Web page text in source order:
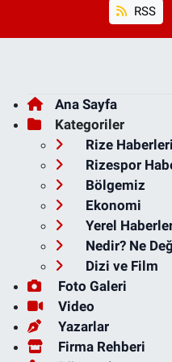
RSS
Ana Sayfa
Kategoriler
Rize Haberleri
Rizespor
Bölgemiz
Ekonomi
Yerel
Nedir? Ne
Dizi ve Film
Foto Galeri
Video
Yazarlar
Firma Rehberi